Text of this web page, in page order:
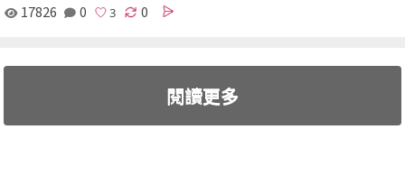
17826
0 0
閱讀更多